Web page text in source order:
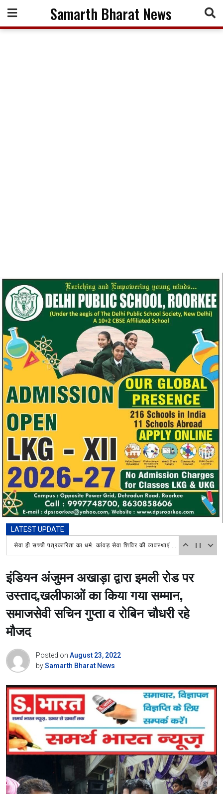
content
Samarth Bharat News
LATEST UPDATE
Aaj Ka Rashifal: इन 4 राशि वालों को आज होगा बड़ा मुनाफा, भाग्य रहेगा मजबूत आचार्य पंडित कैलाश चंद शास्त्री 9719598850
इंडियन अंजुमन अखाड़ा द्वारा इमली रोड पर
उस्ताद,खलीफाओं का किया गया सम्मान,
समाजसेवी सचिन गुप्ता व रोबिन चौधरी रहे
मौजद
Posted on August 23, 2022
bySamarth Bharat News